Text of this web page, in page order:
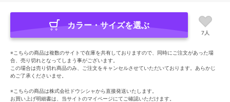
カラー・サイズを選ぶ
7人
※こちらの商品は複数のサイトで在庫を共有しておりますので、同時にご注文があった場
合、売り切れとなってしまう事がございます。
この場合は売り切れ商品のみ、ご注文をキャンセルさせていただいております。あらかじ
めご了承くださいませ。
※こちらの商品は株式会社ドウシシャから直接発送いたします。
お買い上げ明細書は、当サイトのマイページにてご確認いただけます。